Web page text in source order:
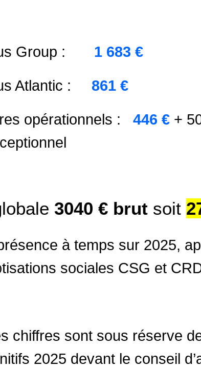
Group : 1 683 €
Atlantic : 861 €
opérationnels : 446 € +
3040 € brutsoit
à temps sur 2025,
sociales CSG et
chiffres sont sous réserve
2025 devant le conseil